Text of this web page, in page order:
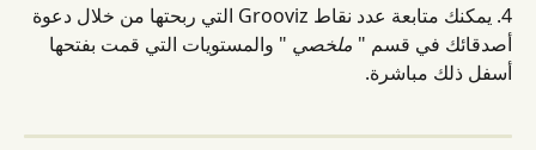
4. يمكنك متابعة عدد نقاط Grooviz التي ربحتها من خلال دعوة
أصدقائك في قسم " ملخصي " والمستويات التي قمت بفتحها
أسفل ذلك مباشرة.